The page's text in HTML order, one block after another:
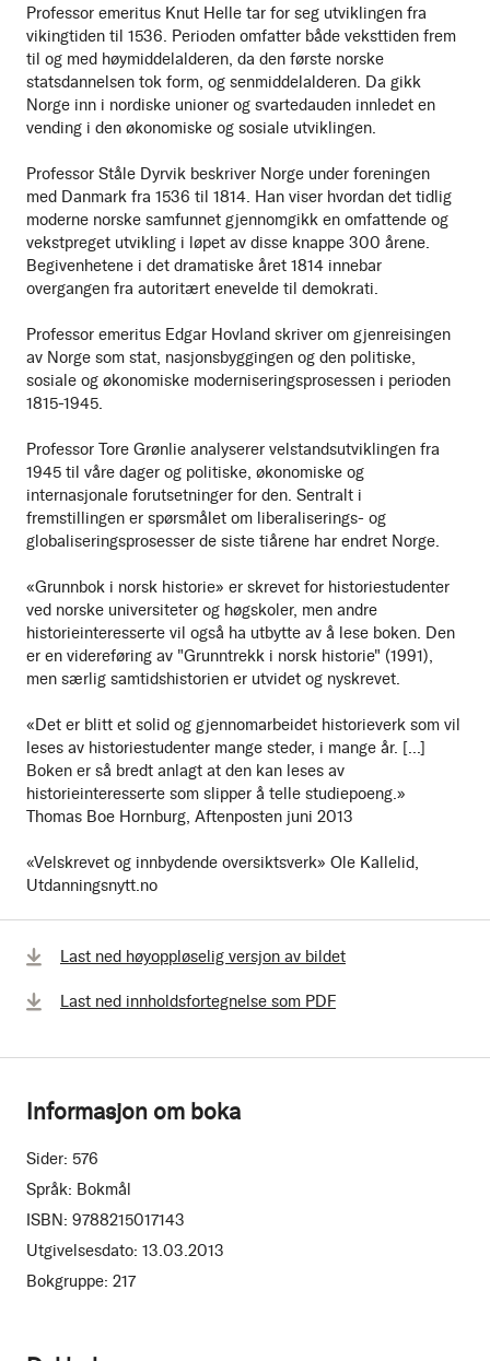
Professor emeritus Knut Helle tar for seg utviklingen fra
vikingtiden til 1536. Perioden omfatter både veksttiden frem
til og med høymiddelalderen, da den første norske
statsdannelsen tok form, og senmiddelalderen. Da gikk
Norge inn i nordiske unioner og svartedauden innledet en
vending i den økonomiske og sosiale utviklingen.
Professor Ståle Dyrvik beskriver Norge under foreningen
med Danmark fra 1536 til 1814. Han viser hvordan det tidlig
moderne norske samfunnet gjennomgikk en omfattende og
vekstpreget utvikling i løpet av disse knappe 300 årene.
Begivenhetene i det dramatiske året 1814 innebar
overgangen fra autoritært enevelde til demokrati.
Professor emeritus Edgar Hovland skriver om gjenreisingen
av Norge som stat, nasjonsbyggingen og den politiske,
sosiale og økonomiske moderniseringsprosessen i perioden
1815-1945.
Professor Tore Grønlie analyserer velstandsutviklingen fra
1945 til våre dager og politiske, økonomiske og
internasjonale forutsetninger for den. Sentralt i
fremstillingen er spørsmålet om liberaliserings- og
globaliseringsprosesser de siste tiårene har endret Norge.
«Grunnbok i norsk historie» er skrevet for historiestudenter
ved norske universiteter og høgskoler, men andre
historieinteresserte vil også ha utbytte av å lese boken. Den
er en videreføring av "Grunntrekk i norsk historie" (1991),
men særlig samtidshistorien er utvidet og nyskrevet.
«Det er blitt et solid og gjennomarbeidet historieverk som vil
leses av historiestudenter mange steder, i mange år. [...]
Boken er så bredt anlagt at den kan leses av
historieinteresserte som slipper å telle studiepoeng.»
Thomas Boe Hornburg, Aftenposten juni 2013
«Velskrevet og innbydende oversiktsverk» Ole Kallelid,
Utdanningsnytt.no
Last ned høyoppløselig versjon av bildet
Last ned innholdsfortegnelse som PDF
Informasjon om boka
Sider: 576
Språk: Bokmål
ISBN: 9788215017143
Utgivelsesdato: 13.03.2013
Bokgruppe: 217